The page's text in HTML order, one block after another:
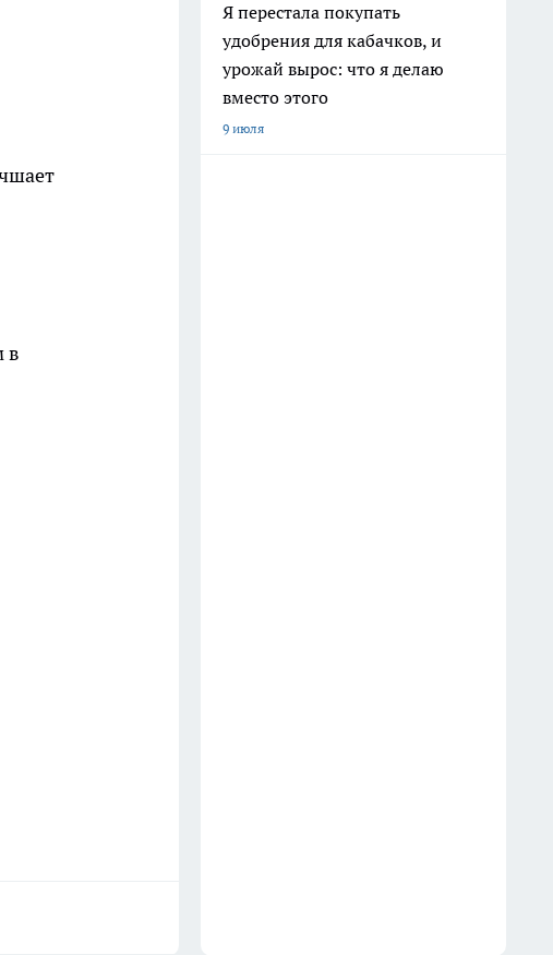
в
Я перестала покупать
удобрения для кабачков, и
урожай вырос: что я делаю
вместо этого
9 июля